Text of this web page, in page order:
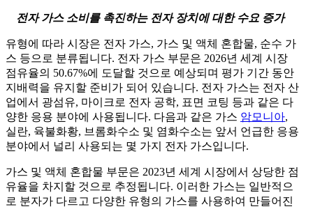
전자 가스 소비를 촉진하는 전자 장치에 대한 수요 증가
유형에 따라 시장은 전자 가스, 가스 및 액체 혼합물, 순수 가
스 등으로 분류됩니다. 전자 가스 부문은 2026년 세계 시장
점유율의 50.67%에 도달할 것으로 예상되며 평가 기간 동안
지배력을 유지할 준비가 되어 있습니다. 전자 가스는 전자 산
업에서 광섬유, 마이크로 전자 공학, 표면 코팅 등과 같은 다
양한 응용 분야에 사용됩니다. 다음과 같은 가스 암모니아,
실란, 육불화황, 브롬화수소 및 염화수소는 앞서 언급한 응용
분야에서 널리 사용되는 몇 가지 전자 가스입니다.
가스 및 액체 혼합물 부문은 2023년 세계 시장에서 상당한 점
유율을 차지할 것으로 추정됩니다. 이러한 가스는 일반적으
로 분자가 다르고 다양한 유형의 가스를 사용하여 만들어진